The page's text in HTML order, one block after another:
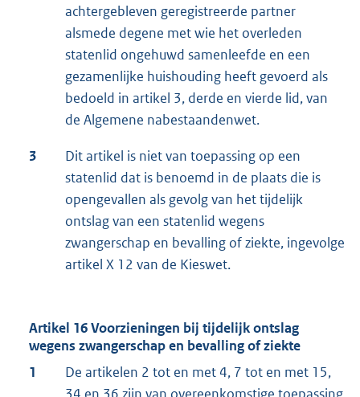
achtergebleven geregistreerde partner
alsmede degene met wie het overleden
statenlid ongehuwd samenleefde en een
gezamenlijke huishouding heeft gevoerd als
bedoeld in artikel 3, derde en vierde lid, van
de Algemene nabestaandenwet.
3
Dit artikel is niet van toepassing op een
statenlid dat is benoemd in de plaats die is
opengevallen als gevolg van het tijdelijk
ontslag van een statenlid wegens
zwangerschap en bevalling of ziekte, ingevolge
artikel X 12 van de Kieswet.
Artikel 16 Voorzieningen bij tijdelijk ontslag
wegens zwangerschap en bevalling of ziekte
1
De artikelen 2 tot en met 4, 7 tot en met 15,